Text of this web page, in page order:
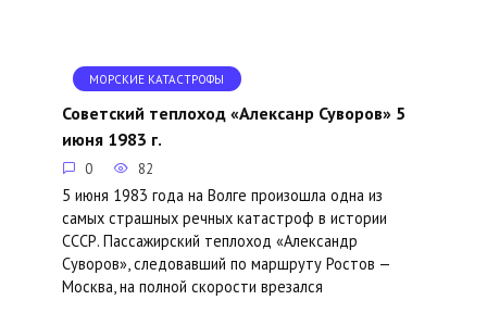
МОРСКИЕ КАТАСТРОФЫ
Советский теплоход «Алексанр Суворов» 5
июня 1983 г.
0 82
5 июня 1983 года на Волге произошла одна из
самых страшных речных катастроф в истории
СССР. Пассажирский теплоход «Александр
Суворов», следовавший по маршруту Ростов —
Москва, на полной скорости врезался